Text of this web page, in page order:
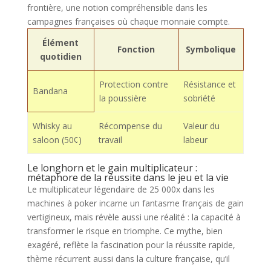
frontière, une notion compréhensible dans les
campagnes françaises où chaque monnaie compte.
Élément
quotidien
Fonction Symbolique
Bandana
Protection contre
la poussière
Résistance et
sobriété
Whisky au
saloon (50¢)
Récompense du
travail
Valeur du
labeur
Le longhorn et le gain multiplicateur :
métaphore de la réussite dans le jeu et la vie
Le multiplicateur légendaire de 25 000x dans les
machines à poker incarne un fantasme français de gain
vertigineux, mais révèle aussi une réalité : la capacité à
transformer le risque en triomphe. Ce mythe, bien
exagéré, reflète la fascination pour la réussite rapide,
thème récurrent aussi dans la culture française, qu’il